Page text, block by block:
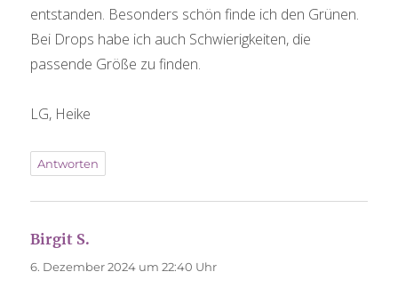
entstanden. Besonders schön finde ich den Grünen.
Bei Drops habe ich auch Schwierigkeiten, die
passende Größe zu finden.
LG, Heike
Antworten
Birgit S.
6. Dezember 2024 um 22:40 Uhr